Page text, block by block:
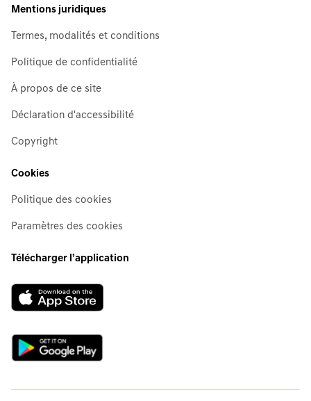
Mentions juridiques
Termes, modalités et conditions
Politique de confidentialité
À propos de ce site
Déclaration d'accessibilité
Copyright
Cookies
Politique des cookies
Paramètres des cookies
Télécharger l’application